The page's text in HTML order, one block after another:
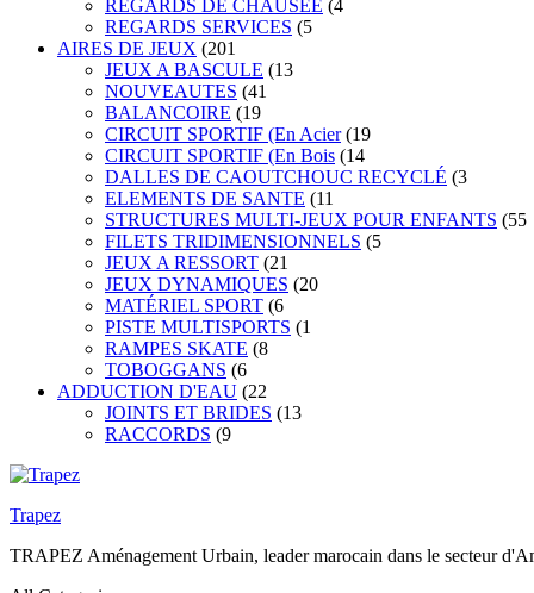
REGARDS DE CHAUSÉE (4
REGARDS SERVICES (5
AIRES DE JEUX (201
JEUX A BASCULE (13
NOUVEAUTES (41
BALANCOIRE (19
CIRCUIT SPORTIF (En Acier (19
CIRCUIT SPORTIF (En Bois (14
DALLES DE CAOUTCHOUC RECYCLÉ (3
ELEMENTS DE SANTE (11
STRUCTURES MULTI-JEUX POUR ENFANTS (55
FILETS TRIDIMENSIONNELS (5
JEUX A RESSORT (21
JEUX DYNAMIQUES (20
MATÉRIEL SPORT (6
PISTE MULTISPORTS (1
RAMPES SKATE (8
TOBOGGANS (6
ADDUCTION D'EAU (22
JOINTS ET BRIDES (13
RACCORDS (9
Trapez
TRAPEZ Aménagement Urbain, leader marocain dans le secteur